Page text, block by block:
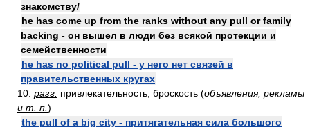
знакомству/
he has come up from the ranks without any pull or family
backing - он вышел в люди без всякой протекции и
семейственности
he has no political pull - у него нет связей в
правительственных кругах
10. разг. привлекательность, броскость (объявления, рекламы
и т. п. )
the pull of a big city - притягательная сила большого